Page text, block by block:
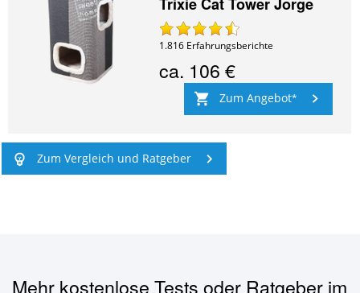
1.816 Erfahrungsberichte
ca. 106 €
Zum Angebot
Zum Vergleich und Ratgeber
Mehr kostenlose Tests oder Ratgeber im